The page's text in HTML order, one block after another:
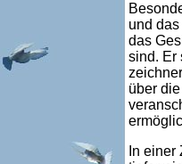
und
das
sind. Er
über
In